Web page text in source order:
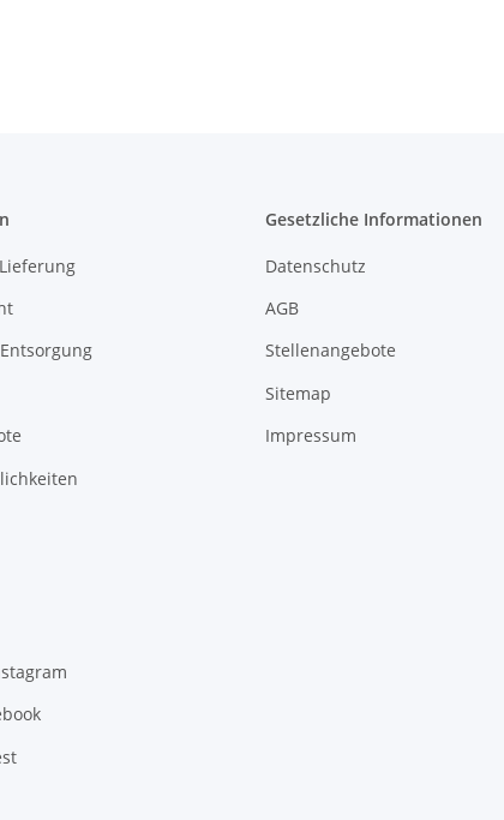
Gesetzliche Informationen
Datenschutz
AGB
Stellenangebote
Sitemap
Impressum